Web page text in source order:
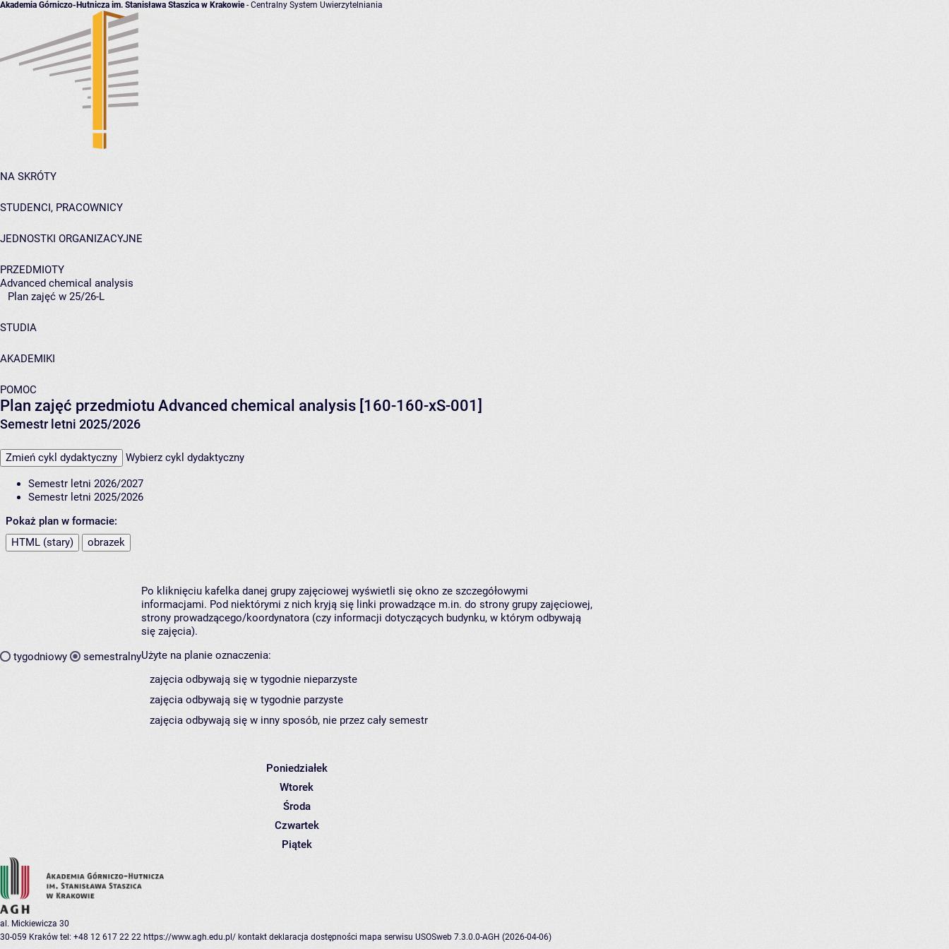
Akademia Górniczo-Hutnicza im. Stanisława Staszica w Krakowie- Centralny System Uwierzytelniania
NA SKRÓTY
STUDENCI, PRACOWNICY
JEDNOSTKI ORGANIZACYJNE
PRZEDMIOTY
Advanced chemical analysis
Plan zajęć w 25/26-L
STUDIA
AKADEMIKI
POMOC
Plan zajęć przedmiotu Advanced chemical analysis [160-160-xS-001]
Semestr letni 2025/2026
Zmień cykl dydaktyczny Wybierz cykl dydaktyczny
Semestr letni 2026/2027
Semestr letni 2025/2026
Pokaż plan w formacie:
HTML (stary)
obrazek
tygodniowy semestralny
Po kliknięciu kafelka danej grupy zajęciowej wyświetli się okno ze szczegółowymi
informacjami. Pod niektórymi z nich kryją się linki prowadzące m.in. do strony grupy zajęciowej,
strony prowadzącego/koordynatora (czy informacji dotyczących budynku, w którym odbywają
się zajęcia).
Użyte na planie oznaczenia:
zajęcia odbywają się w tygodnie nieparzyste
zajęcia odbywają się w tygodnie parzyste
zajęcia odbywają się w inny sposób, nie przez cały semestr
Poniedziałek
Wtorek
Środa
Czwartek
Piątek
al. Mickiewicza 30
30-059 Kraków tel: +48 12 617 22 22 https://www.agh.edu.pl/ kontakt deklaracja dostępności mapa serwisu USOSweb 7.3.0.0-AGH (2026-04-06)